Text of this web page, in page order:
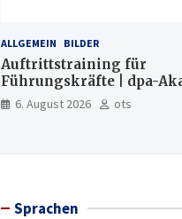
ALLGEMEIN BILDER
Auftrittstraining für
Führungskräfte | dpa-
6. August 2026 ots
Sprachen